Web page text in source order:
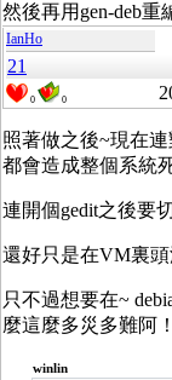
然後再用gen-deb重
IanHo
21
0 0
照著做之後~現在
都會造成整個系統
連開個gedit之後要
還好只是在VM裏
只不過想要在~
麼這麼多災多難阿
winlin